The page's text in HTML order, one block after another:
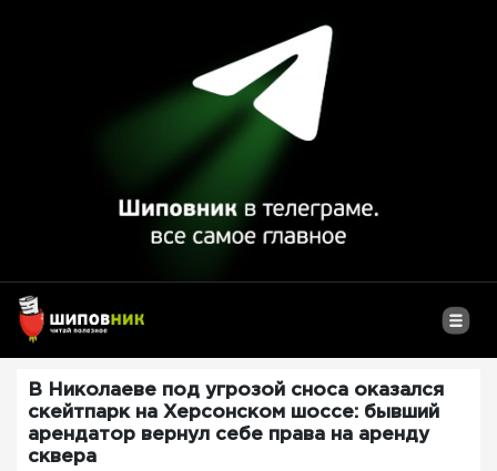
В Николаеве под угрозой сноса оказался
скейтпарк на Херсонском шоссе: бывший
арендатор вернул себе права на аренду
сквера